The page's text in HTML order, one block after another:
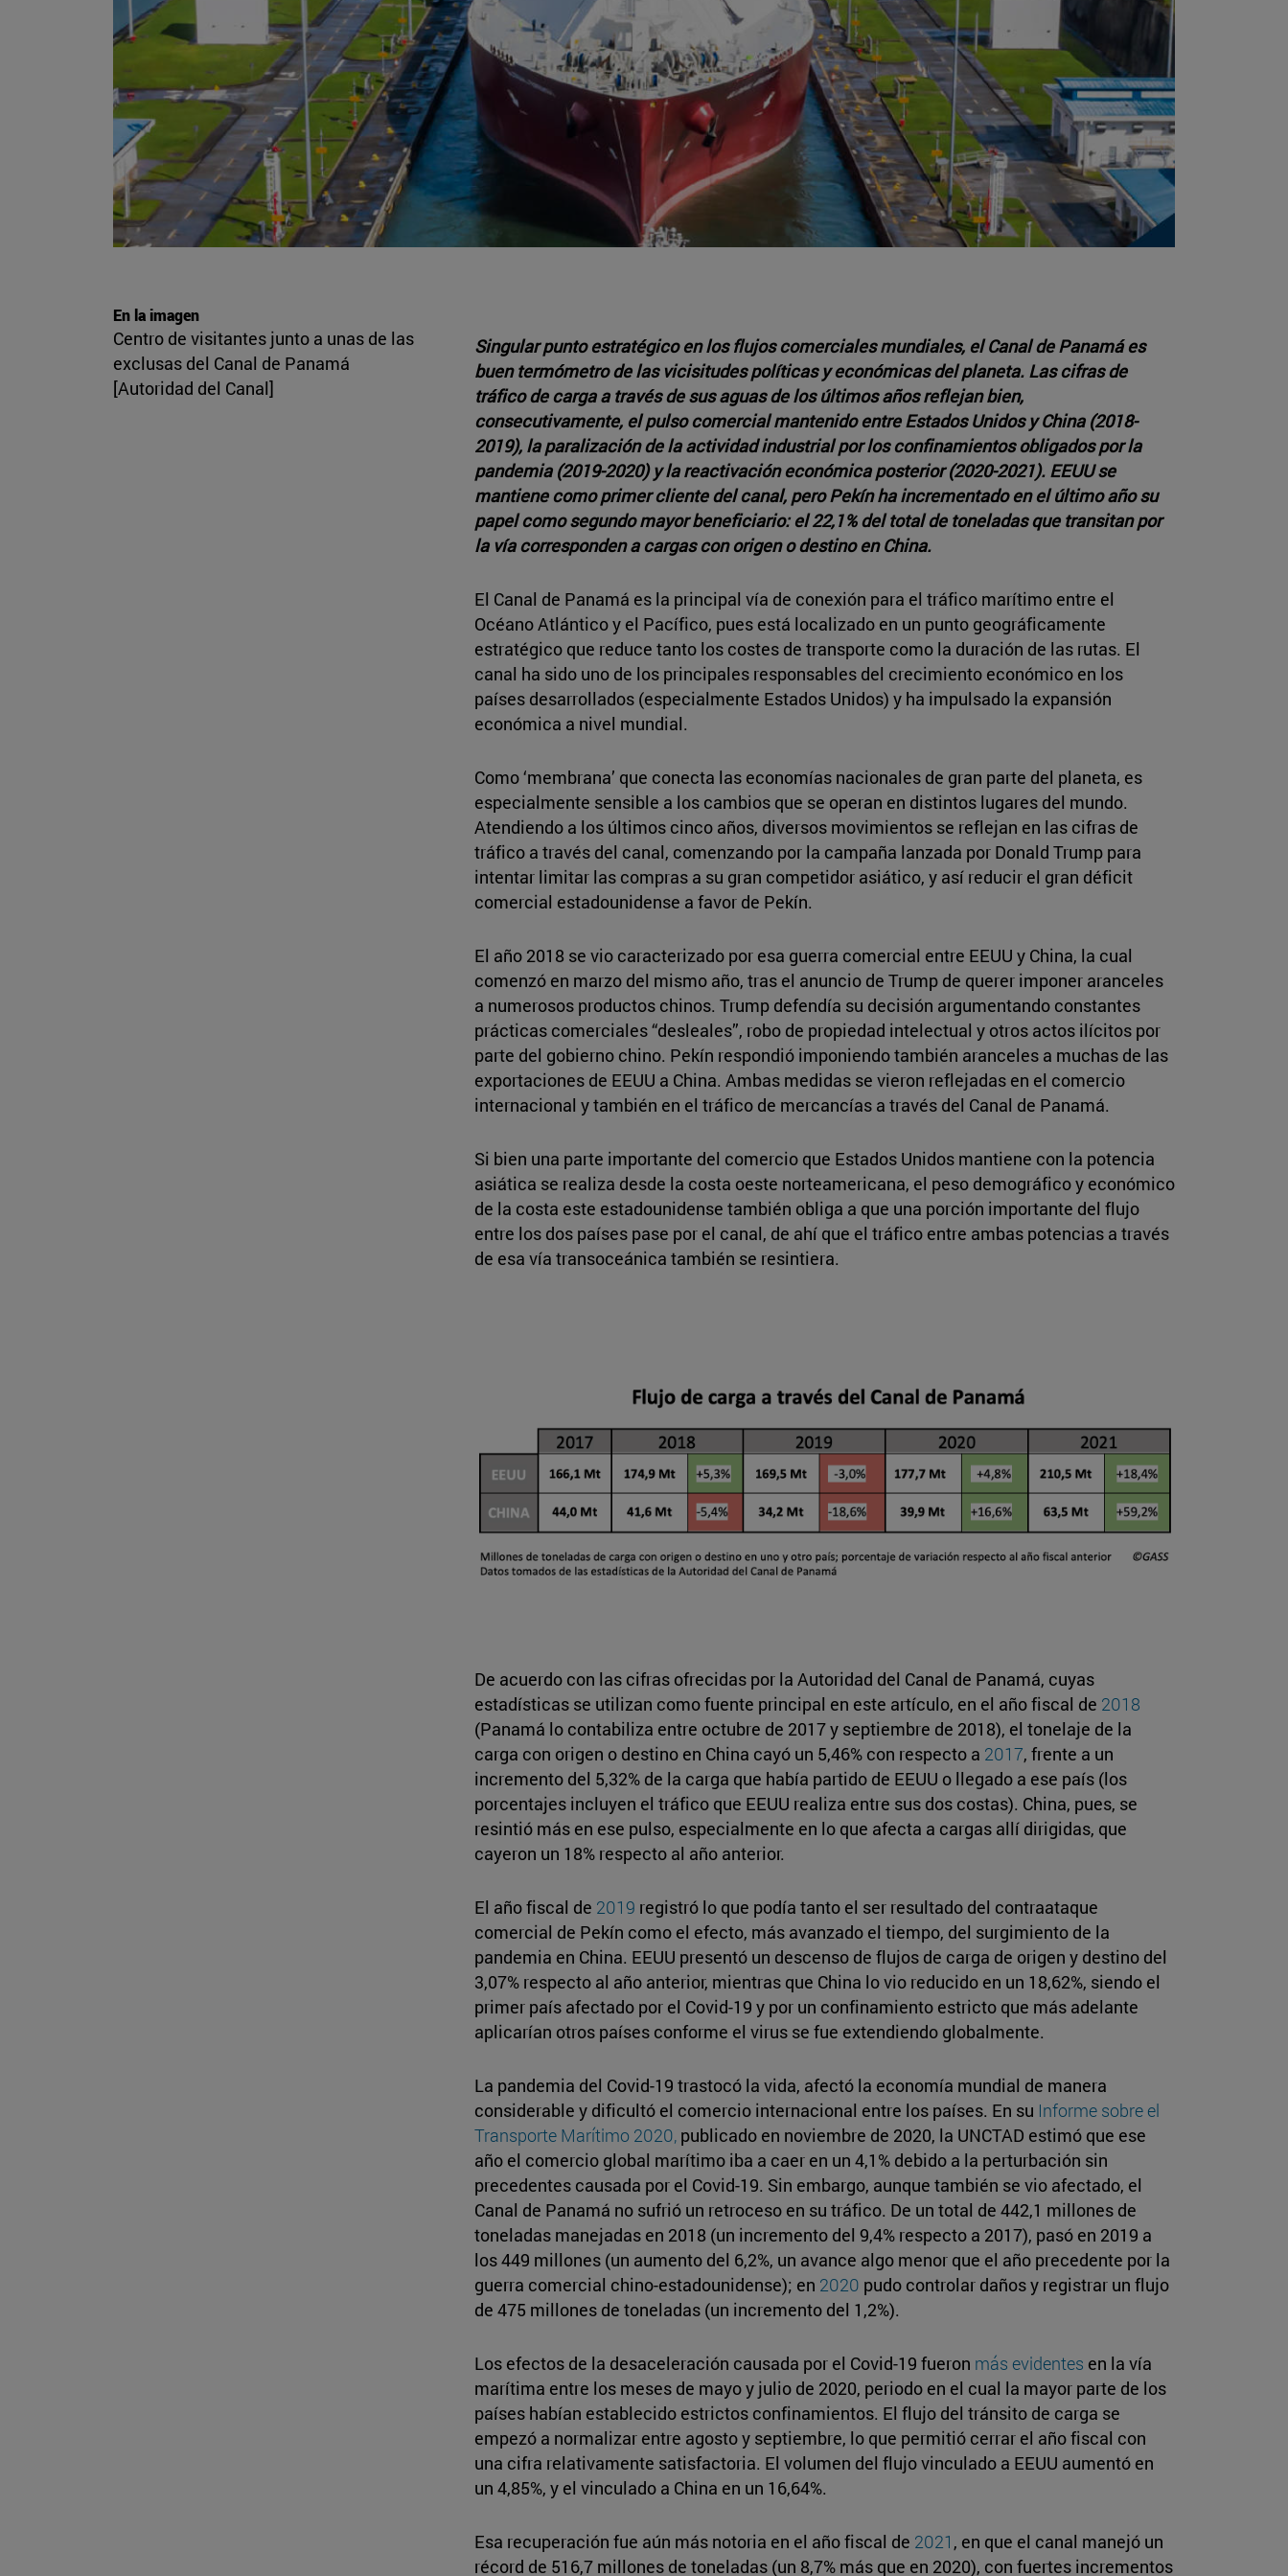
En la imagen
Centro de visitantes junto a unas de las
exclusas del Canal de Panamá
[Autoridad del Canal]
Singular punto estratégico en los flujos comerciales mundiales, el Canal de Panamá es
buen termómetro de las vicisitudes políticas y económicas del planeta. Las cifras de
tráfico de carga a través de sus aguas de los últimos años reflejan bien,
consecutivamente, el pulso comercial mantenido entre Estados Unidos y China (2018-
2019), la paralización de la actividad industrial por los confinamientos obligados por la
pandemia (2019-2020) y la reactivación económica posterior (2020-2021). EEUU se
mantiene como primer cliente del canal, pero Pekín ha incrementado en el último año su
papel como segundo mayor beneficiario: el 22,1% del total de toneladas que transitan por
la vía corresponden a cargas con origen o destino en China.
El Canal de Panamá es la principal vía de conexión para el tráfico marítimo entre el
Océano Atlántico y el Pacífico, pues está localizado en un punto geográficamente
estratégico que reduce tanto los costes de transporte como la duración de las rutas. El
canal ha sido uno de los principales responsables del crecimiento económico en los
países desarrollados (especialmente Estados Unidos) y ha impulsado la expansión
económica a nivel mundial.
Como ‘membrana’ que conecta las economías nacionales de gran parte del planeta, es
especialmente sensible a los cambios que se operan en distintos lugares del mundo.
Atendiendo a los últimos cinco años, diversos movimientos se reflejan en las cifras de
tráfico a través del canal, comenzando por la campaña lanzada por Donald Trump para
intentar limitar las compras a su gran competidor asiático, y así reducir el gran déficit
comercial estadounidense a favor de Pekín.
El año 2018 se vio caracterizado por esa guerra comercial entre EEUU y China, la cual
comenzó en marzo del mismo año, tras el anuncio de Trump de querer imponer aranceles
a numerosos productos chinos. Trump defendía su decisión argumentando constantes
prácticas comerciales “desleales”, robo de propiedad intelectual y otros actos ilícitos por
parte del gobierno chino. Pekín respondió imponiendo también aranceles a muchas de las
exportaciones de EEUU a China. Ambas medidas se vieron reflejadas en el comercio
internacional y también en el tráfico de mercancías a través del Canal de Panamá.
Si bien una parte importante del comercio que Estados Unidos mantiene con la potencia
asiática se realiza desde la costa oeste norteamericana, el peso demográfico y económico
de la costa este estadounidense también obliga a que una porción importante del flujo
entre los dos países pase por el canal, de ahí que el tráfico entre ambas potencias a través
de esa vía transoceánica también se resintiera.
De acuerdo con las cifras ofrecidas por la Autoridad del Canal de Panamá, cuyas
estadísticas se utilizan como fuente principal en este artículo, en el año fiscal de 2018
(Panamá lo contabiliza entre octubre de 2017 y septiembre de 2018), el tonelaje de la
carga con origen o destino en China cayó un 5,46% con respecto a 2017, frente a un
incremento del 5,32% de la carga que había partido de EEUU o llegado a ese país (los
porcentajes incluyen el tráfico que EEUU realiza entre sus dos costas). China, pues, se
resintió más en ese pulso, especialmente en lo que afecta a cargas allí dirigidas, que
cayeron un 18% respecto al año anterior.
El año fiscal de 2019 registró lo que podía tanto el ser resultado del contraataque
comercial de Pekín como el efecto, más avanzado el tiempo, del surgimiento de la
pandemia en China. EEUU presentó un descenso de flujos de carga de origen y destino del
3,07% respecto al año anterior, mientras que China lo vio reducido en un 18,62%, siendo el
primer país afectado por el Covid-19 y por un confinamiento estricto que más adelante
aplicarían otros países conforme el virus se fue extendiendo globalmente.
La pandemia del Covid-19 trastocó la vida, afectó la economía mundial de manera
considerable y dificultó el comercio internacional entre los países. En su Informe sobre el
Transporte Marítimo 2020,publicado en noviembre de 2020, la UNCTAD estimó que ese
año el comercio global marítimo iba a caer en un 4,1% debido a la perturbación sin
precedentes causada por el Covid-19. Sin embargo, aunque también se vio afectado, el
Canal de Panamá no sufrió un retroceso en su tráfico. De un total de 442,1 millones de
toneladas manejadas en 2018 (un incremento del 9,4% respecto a 2017), pasó en 2019 a
los 449 millones (un aumento del 6,2%, un avance algo menor que el año precedente por la
guerra comercial chino-estadounidense); en 2020 pudo controlar daños y registrar un flujo
de 475 millones de toneladas (un incremento del 1,2%).
Los efectos de la desaceleración causada por el Covid-19 fueron más evidentes en la vía
marítima entre los meses de mayo y julio de 2020, periodo en el cual la mayor parte de los
países habían establecido estrictos confinamientos. El flujo del tránsito de carga se
empezó a normalizar entre agosto y septiembre, lo que permitió cerrar el año fiscal con
una cifra relativamente satisfactoria. El volumen del flujo vinculado a EEUU aumentó en
un 4,85%, y el vinculado a China en un 16,64%.
Esa recuperación fue aún más notoria en el año fiscal de 2021 , en que el canal manejó un
récord de 516,7 millones de toneladas (un 8,7% más que en 2020), con fuertes incrementos